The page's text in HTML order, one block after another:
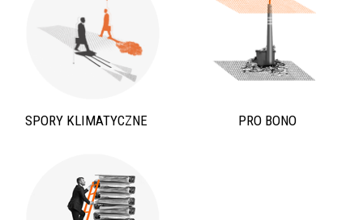
SPORY KLIMATYCZNE PRO BONO